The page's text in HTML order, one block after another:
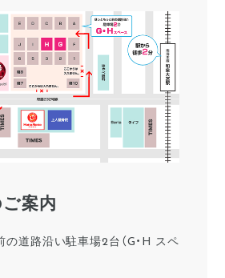
案内
道路沿い駐車場2台（G・H スペ